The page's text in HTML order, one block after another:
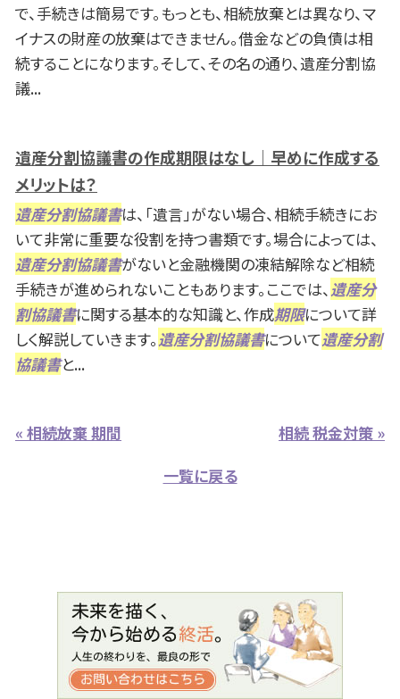
で、手続きは簡易です。もっとも、相続放棄とは異なり、マ
イナスの財産の放棄はできません。借金などの負債は相
続することになります。そして、その名の通り、遺産分割協
議...
遺産分割協議書の作成期限はなし｜早めに作成する
メリットは？
遺産分割協議書は、「遺言」がない場合、相続手続きにお
いて非常に重要な役割を持つ書類です。場合によっては、
遺産分割協議書がないと金融機関の凍結解除など相続
手続きが進められないこともあります。ここでは、 遺産分
割協議書に関する基本的な知識と、作成期限について詳
しく解説していきます。 遺産分割協議書について遺産分割
協議書と...
« 相続放棄 期間
相続 税金対策 »
一覧に戻る